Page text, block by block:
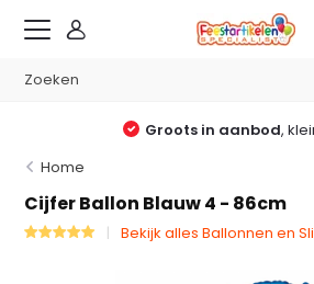
Groots in aanbod,
Home
Cijfer Ballon Blauw 4 - 86cm
Bekijk alles Ballonnen en